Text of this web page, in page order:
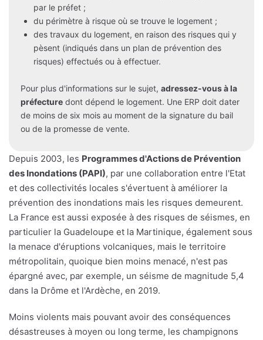
par le préfet ;
du périmètre à risque où se trouve le logement ;
des travaux du logement, en raison des risques qui y
pèsent (indiqués dans un plan de prévention des
risques) effectués ou à effectuer.
Pour plus d'informations sur le sujet, adressez-vous à la
préfecture dont dépend le logement. Une ERP doit dater
de moins de six mois au moment de la signature du bail
ou de la promesse de vente.
Depuis 2003, les Programmes d'Actions de Prévention
des Inondations (PAPI), par une collaboration entre l'Etat
et des collectivités locales s'évertuent à améliorer la
prévention des inondations mais les risques demeurent.
La France est aussi exposée à des risques de séismes, en
particulier la Guadeloupe et la Martinique, également sous
la menace d'éruptions volcaniques, mais le territoire
métropolitain, quoique bien moins menacé, n'est pas
épargné avec, par exemple, un séisme de magnitude 5,4
dans la Drôme et l'Ardèche, en 2019.
Moins violents mais pouvant avoir des conséquences
désastreuses à moyen ou long terme, les champignons